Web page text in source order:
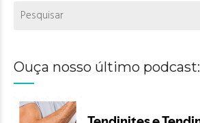
Ouça nosso último podcast: